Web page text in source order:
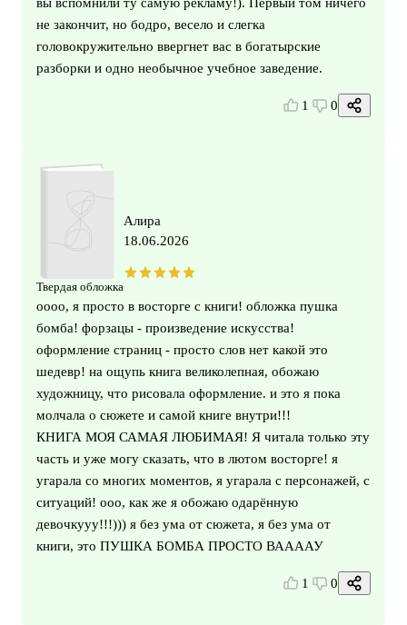
не закончит, но бодро, весело и слегка
головокружительно ввергнет вас в богатырские
разборки и одно необычное учебное заведение.
1 0
Твердая обложка
Алира
18.06.2026
оооо, я просто в восторге с книги! обложка пушка
бомба! форзацы - произведение искусства!
оформление страниц - просто слов нет какой это
шедевр! на ощупь книга великолепная, обожаю
художницу, что рисовала оформление. и это я пока
молчала о сюжете и самой книге внутри!!!
КНИГА МОЯ САМАЯ ЛЮБИМАЯ! Я читала только эту
часть и уже могу сказать, что в лютом восторге! я
угарала со многих моментов, я угарала с персонажей, с
ситуаций! ооо, как же я обожаю одарённую
девочкууу!!!))) я без ума от сюжета, я без ума от
книги, это ПУШКА БОМБА ПРОСТО ВААААУ
1 0